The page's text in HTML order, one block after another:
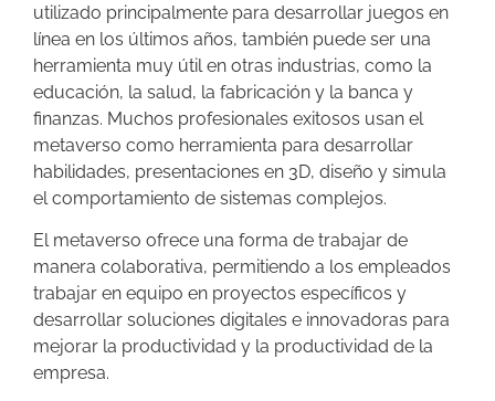
utilizado principalmente para desarrollar juegos en
línea en los últimos años, también puede ser una
herramienta muy útil en otras industrias, como la
educación, la salud, la fabricación y la banca y
finanzas. Muchos profesionales exitosos usan el
metaverso como herramienta para desarrollar
habilidades, presentaciones en 3D, diseño y simula
el comportamiento de sistemas complejos.
El metaverso ofrece una forma de trabajar de
manera colaborativa, permitiendo a los empleados
trabajar en equipo en proyectos específicos y
desarrollar soluciones digitales e innovadoras para
mejorar la productividad y la productividad de la
empresa.